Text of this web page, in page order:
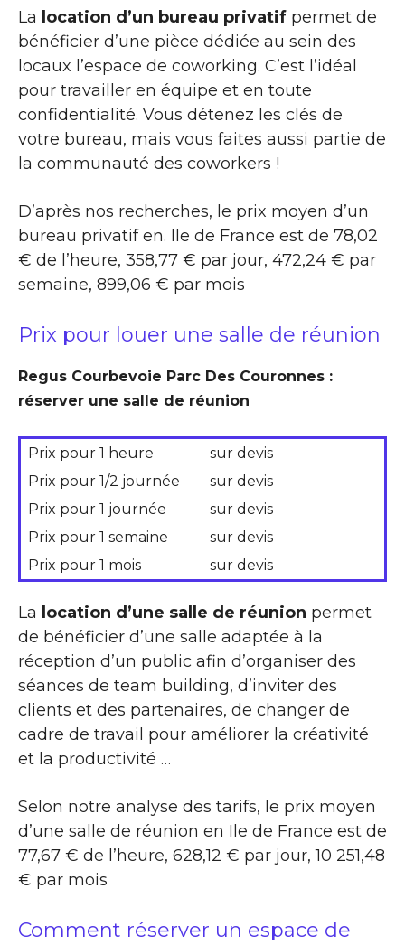
La location d’un bureau privatif permet de
bénéficier d’une pièce dédiée au sein des
locaux l’espace de coworking. C’est l’idéal
pour travailler en équipe et en toute
confidentialité. Vous détenez les clés de
votre bureau, mais vous faites aussi partie de
la communauté des coworkers !
D’après nos recherches, le prix moyen d’un
bureau privatif en. Ile de France est de 78,02
€ de l’heure, 358,77 € par jour, 472,24 € par
semaine, 899,06 € par mois
Prix pour louer une salle de réunion
Regus Courbevoie Parc Des Couronnes :
réserver une salle de réunion
Prix pour 1 heure
sur devis
Prix pour 1/2 journée
sur devis
Prix pour 1 journée
sur devis
Prix pour 1 semaine
sur devis
Prix pour 1 mois
sur devis
La location d’une salle de réunion permet
de bénéficier d’une salle adaptée à la
réception d’un public afin d’organiser des
séances de team building, d’inviter des
clients et des partenaires, de changer de
cadre de travail pour améliorer la créativité
et la productivité …
Selon notre analyse des tarifs, le prix moyen
d’une salle de réunion en Ile de France est de
77,67 € de l’heure, 628,12 € par jour, 10 251,48
€ par mois
Comment réserver un espace de